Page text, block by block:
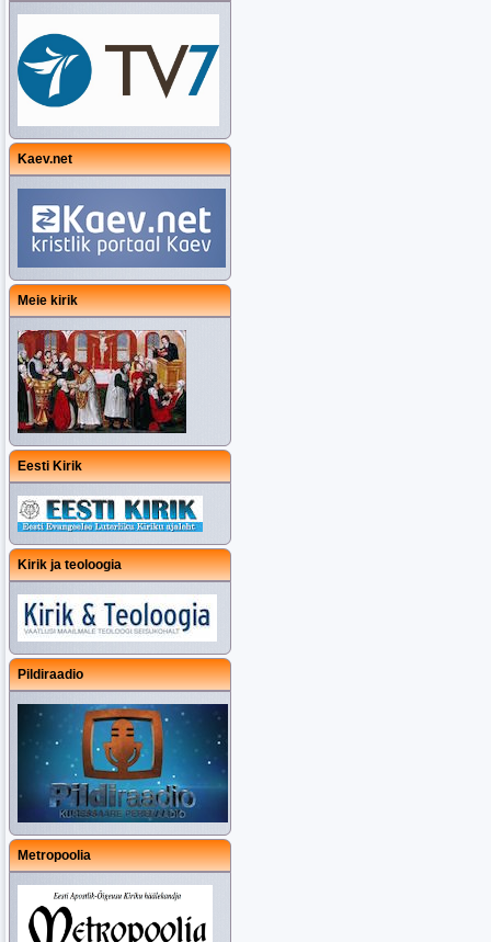
Kaev.net
Meie kirik
Eesti Kirik
Kirik ja teoloogia
Pildiraadio
Metropoolia